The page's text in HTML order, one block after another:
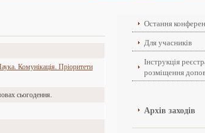
Комунікація. Пріоритети
сьогодення.
Остання
Для учасників
Інструкція
розміщення
Архів заходів